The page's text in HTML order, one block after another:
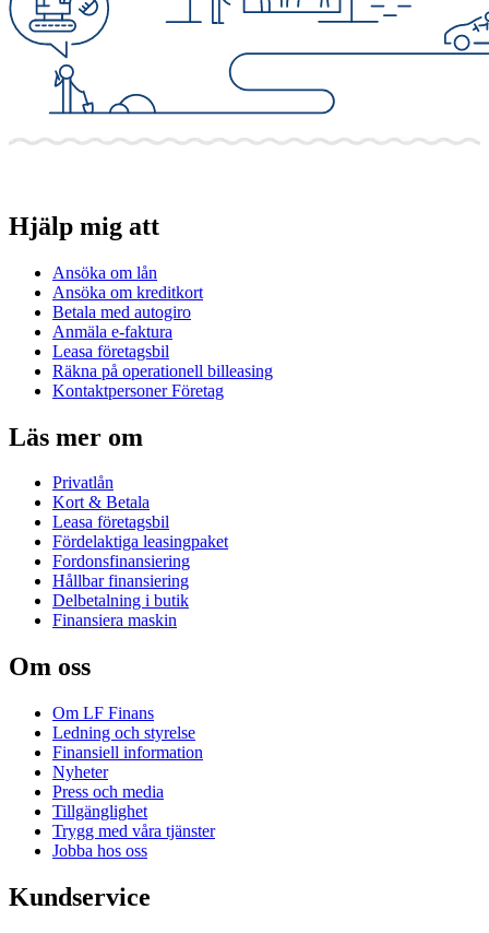
Hjälp mig att
Ansöka om lån
Ansöka om kreditkort
Betala med autogiro
Anmäla e-faktura
Leasa företagsbil
Räkna på operationell billeasing
Kontaktpersoner Företag
Läs mer om
Privatlån
Kort & Betala
Leasa företagsbil
Fördelaktiga leasingpaket
Fordonsfinansiering
Hållbar finansiering
Delbetalning i butik
Finansiera maskin
Om oss
Om LF Finans
Ledning och styrelse
Finansiell information
Nyheter
Press och media
Tillgänglighet
Trygg med våra tjänster
Jobba hos oss
Kundservice